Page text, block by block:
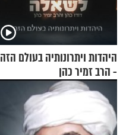
היהדות ויתרונותיה בעולם הזה
- הרב זמיר כהן